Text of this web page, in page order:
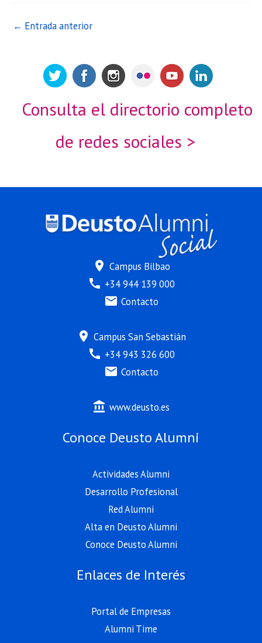
← Entrada anterior
Consulta el directorio completo
de redes sociales >
location_on Campus Bilbao
call +34 944 139 000
mail Contacto
location_on Campus San Sebastián
call +34 943 326 600
mail Contacto
account_balance www.deusto.es
Conoce Deusto Alumni
Actividades Alumni
Desarrollo Profesional
Red Alumni
Alta en Deusto Alumni
Conoce Deusto Alumni
Enlaces de Interés
Portal de Empresas
Alumni Time